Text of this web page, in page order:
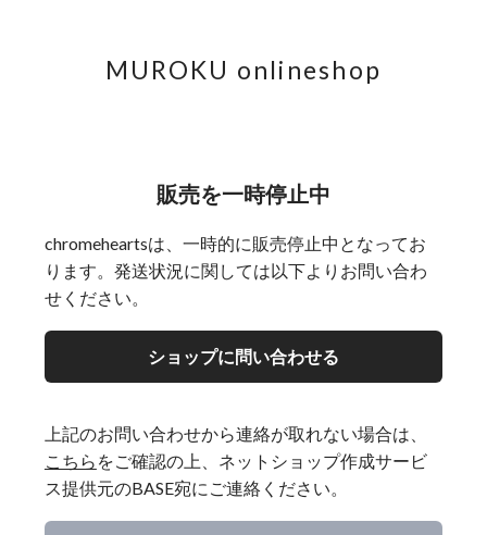
MUROKU onlineshop
販売を一時停止中
chromeheartsは、一時的に販売停止中となってお
ります。発送状況に関しては以下よりお問い合わ
せください。
ショップに問い合わせる
上記のお問い合わせから連絡が取れない場合は、
こちら をご確認の上、ネットショップ作成サービ
ス提供元のBASE宛にご連絡ください。